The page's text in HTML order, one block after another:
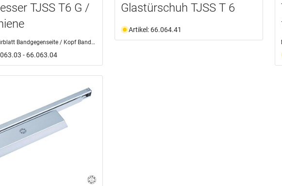
TJSS T6 G /
Bandgegenseite / Kopf Bandseite
- 66.063.04
Glastürschuh TJSS T 6
Artikel: 66.064.41